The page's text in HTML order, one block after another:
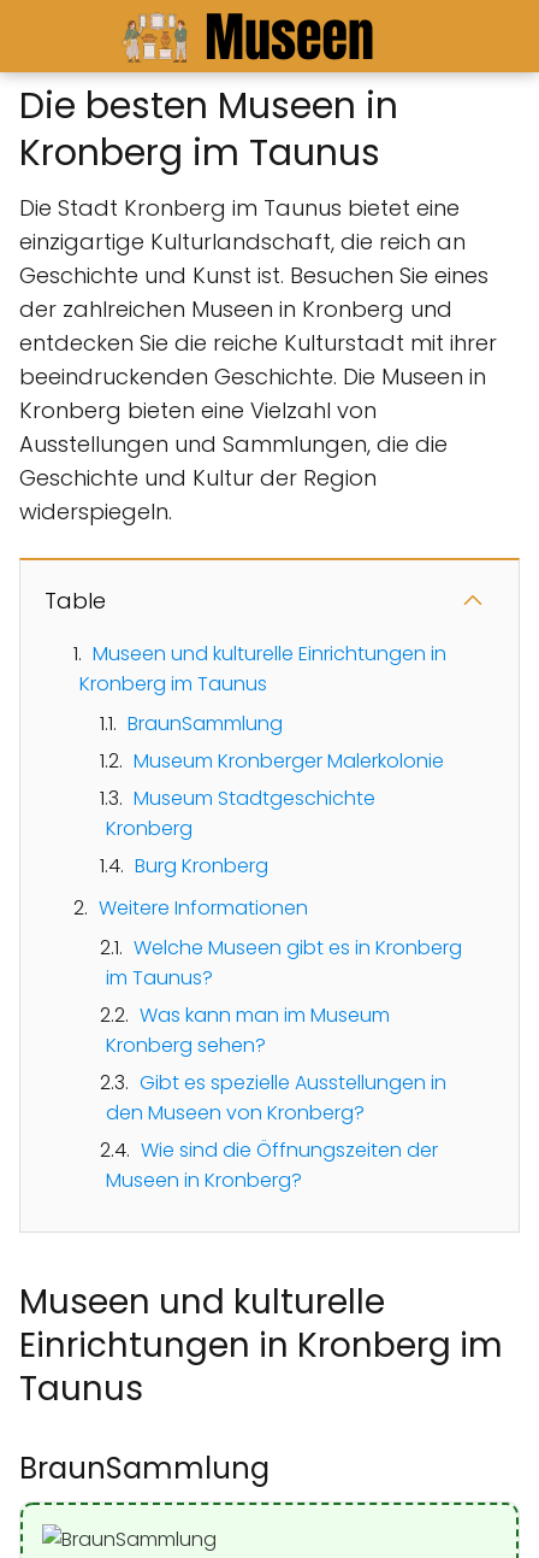
Die besten Museen in
Kronberg im Taunus
Die Stadt Kronberg im Taunus bietet eine
einzigartige Kulturlandschaft, die reich an
Geschichte und Kunst ist. Besuchen Sie eines
der zahlreichen Museen in Kronberg und
entdecken Sie die reiche Kulturstadt mit ihrer
beeindruckenden Geschichte. Die Museen in
Kronberg bieten eine Vielzahl von
Ausstellungen und Sammlungen, die die
Geschichte und Kultur der Region
widerspiegeln.
Table
Museen und kulturelle Einrichtungen in
Kronberg im Taunus
BraunSammlung
Museum Kronberger Malerkolonie
Museum Stadtgeschichte
Kronberg
Burg Kronberg
Weitere Informationen
Welche Museen gibt es in Kronberg
im Taunus?
Was kann man im Museum
Kronberg sehen?
Gibt es spezielle Ausstellungen in
den Museen von Kronberg?
Wie sind die Öffnungszeiten der
Museen in Kronberg?
Museen und kulturelle
Einrichtungen in Kronberg im
Taunus
BraunSammlung